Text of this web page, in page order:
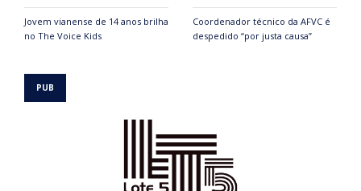
Jovem vianense de 14 anos brilha
no The Voice Kids
Coordenador técnico da AFVC é
despedido “por justa causa”